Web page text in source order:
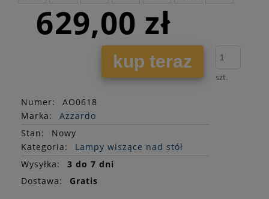
629,00 zł
kup teraz
szt.
Numer:
AO0618
Marka:
Azzardo
Stan:
Nowy
Kategoria:
Lampy wiszące nad stół
Wysyłka:
3 do 7 dni
Dostawa:
Gratis